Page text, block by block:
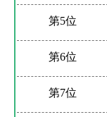
第5位
第6位
第7位